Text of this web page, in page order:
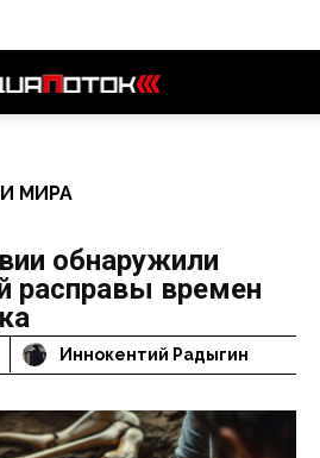
МИРА
обнаружили
расправы времен
Иннокентий Радыгин